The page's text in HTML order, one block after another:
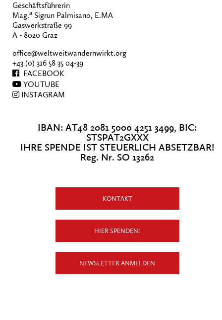
Geschäftsführerin
Mag.a Sigrun Palmisano, E.MA
Gaswerkstraße 99
A - 8020 Graz
office@weltweitwandernwirkt.org
+43 (0) 316 58 35 04-39
FACEBOOK
YOUTUBE
INSTAGRAM
IBAN: AT48 2081 5000 4251 3499, BIC:
STSPAT2GXXX
IHRE SPENDE IST STEUERLICH ABSETZBAR!
Reg. Nr. SO 13262
KONTAKT
HIER SPENDEN!
NEWSLETTER ANMELDEN